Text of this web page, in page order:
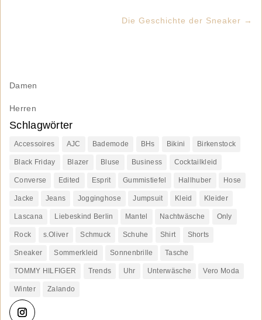
Die Geschichte der Sneaker →
Damen
Herren
Schlagwörter
Accessoires AJC Bademode BHs Bikini Birkenstock
Black Friday Blazer Bluse Business Cocktailkleid
Converse Edited Esprit Gummistiefel Hallhuber Hose
Jacke Jeans Jogginghose Jumpsuit Kleid Kleider
Lascana Liebeskind Berlin Mantel Nachtwäsche Only
Rock s.Oliver Schmuck Schuhe Shirt Shorts
Sneaker Sommerkleid Sonnenbrille Tasche
TOMMY HILFIGER Trends Uhr Unterwäsche Vero Moda
Winter Zalando